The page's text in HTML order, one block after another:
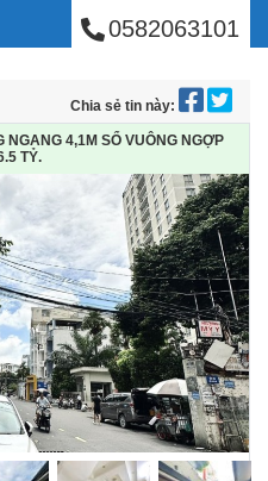
PHÚ
0582063101
Chia sẻ tin này:
4,1M SỔ VUÔNG NGỢP
TỶ.